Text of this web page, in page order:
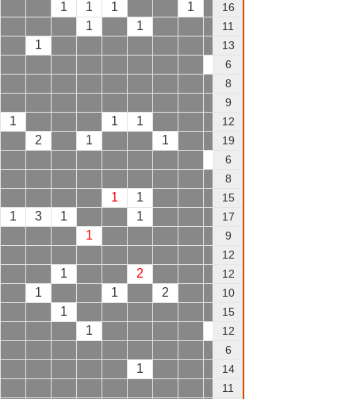
1 1 1 1 16
1 1 11
1 13
6
8
9
1 1 1 12
2 1 1 19
6
8
1 1 15
1 3 1 1 17
1 9
12
1 2 12
1 1 2 10
1 15
1 12
6
1 14
11